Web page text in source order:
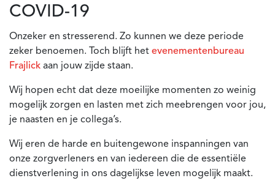
COVID-19
Onzeker en stresserend. Zo kunnen we deze periode
zeker benoemen. Toch blijft het evenementenbureau
Frajlick aan jouw zijde staan.
Wij hopen echt dat deze moeilijke momenten zo weinig
mogelijk zorgen en lasten met zich meebrengen voor jou,
je naasten en je collega’s.
Wij eren de harde en buitengewone inspanningen van
onze zorgverleners en van iedereen die de essentiële
dienstverlening in ons dagelijkse leven mogelijk maakt.